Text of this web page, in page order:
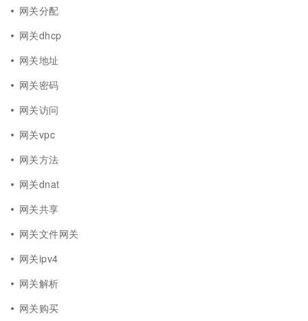
网关分配
网关dhcp
网关地址
网关密码
网关访问
网关vpc
网关方法
网关dnat
网关共享
网关文件网关
网关ipv4
网关解析
网关购买